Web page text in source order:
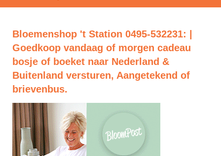
Bloemenshop 't Station 0495-532231: |
Goedkoop vandaag of morgen cadeau
bosje of boeket naar Nederland &
Buitenland versturen, Aangetekend of
brievenbus.